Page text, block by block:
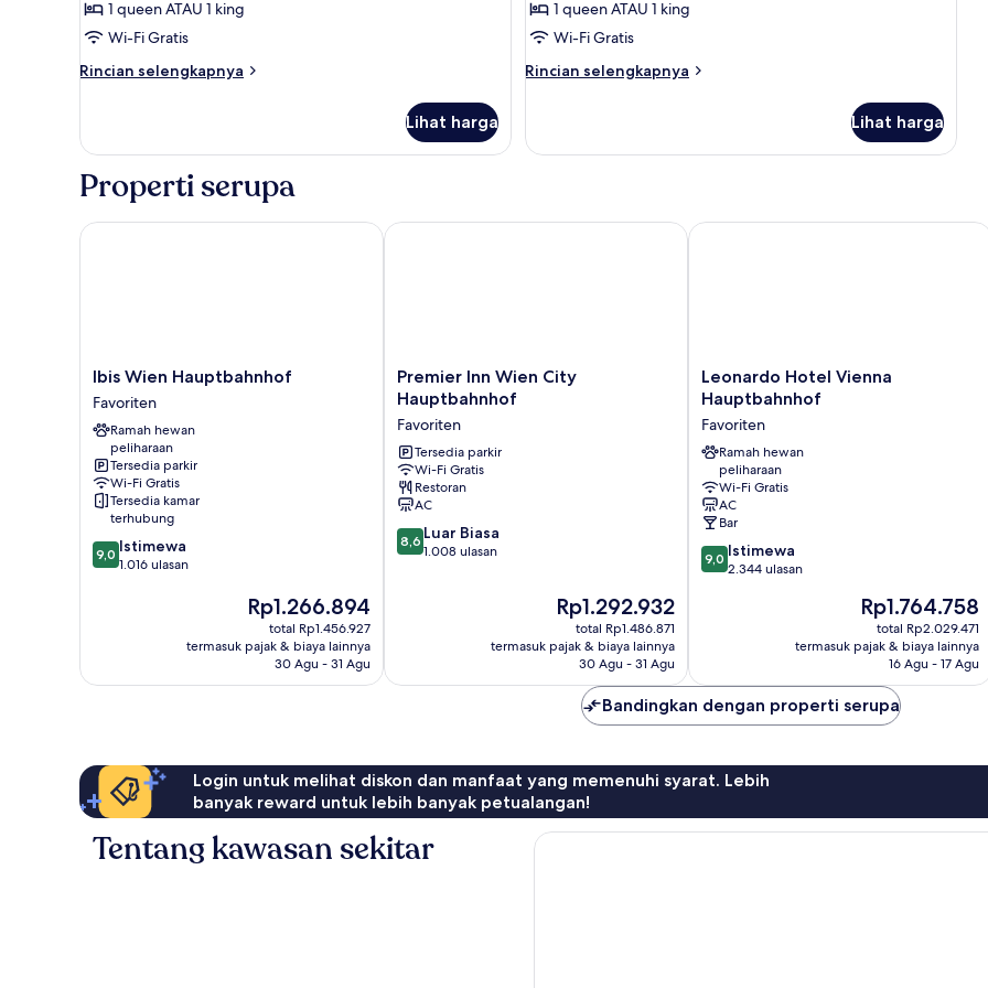
(THE
ONE)
1 queen ATAU 1 king
Wi-Fi Gratis
Rincian selengkapnya
Rincian
Kamar
ONE)
Lihat harga
(THE
ONE
with
1 queen ATAU 1 king
Wi-Fi Gratis
Rincian selengkapnya
Rincian
Kamar
a
Lihat harga
Properti serupa
Ibis
Wien
Hauptbahnhof
Favoriten
Ibis Wien Hauptbahnhof
Favoriten
Ramah hewan
peliharaan
Tersedia parkir
Wi-Fi Gratis
Tersedia kamar
terhubung
9.0
dari
9,0 Istimewa
1.016 ulasan
Harga
sekarang
Rp1.266.894
Rp1.266.894
total Rp1.456.927
termasuk pajak & biaya lainnya
30 Agu - 31 Agu
Ibis Wien Hauptbahnhof
Premier
Inn
Wien
City
Hauptbahnhof
Favoriten
Premier Inn Wien City
Hauptbahnhof
Favoriten
Tersedia parkir
Wi-Fi Gratis
Restoran
AC
8.6
dari
8,6 Luar Biasa
1.008 ulasan
Harga
sekarang
Rp1.292.932
Rp1.292.932
total Rp1.486.871
termasuk pajak & biaya lainnya
30 Agu - 31 Agu
Premier Inn Wien City Hauptbahnhof
Leonardo
Hotel
Vienna
Hauptbahnhof
Favoriten
Leonardo Hotel Vienna
Hauptbahnhof
Favoriten
Ramah hewan
peliharaan
Wi-Fi Gratis
AC
Bar
9.0
dari
9,0 Istimewa
2.344 ulasan
Harga
sekarang
Rp1.764.758
Rp1.764.758
total Rp2.029.471
termasuk pajak & biaya lainnya
16 Agu - 17 Agu
Leonardo Hotel Vienna
Bandingkan dengan properti serupa
Login untuk melihat diskon dan manfaat yang memenuhi syarat. Lebih
banyak reward untuk lebih banyak petualangan!
Tentang kawasan sekitar